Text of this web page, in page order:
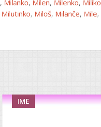
, Milanko, Milen, Milenko, Miliko
Milutinko, Miloš, Milanče, Mile,
IME